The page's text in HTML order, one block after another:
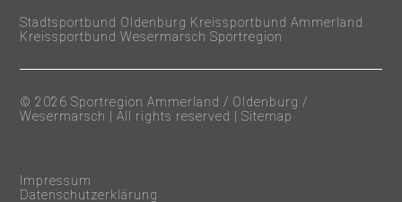
Stadtsportbund Oldenburg Kreissportbund Ammerland
Kreissportbund Wesermarsch Sportregion
© 2026 Sportregion Ammerland / Oldenburg /
Wesermarsch | All rights reserved |Sitemap
Impressum
Datenschutzerklärung